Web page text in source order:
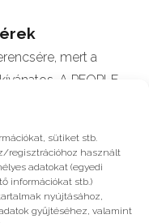
sütiket stb.
regisztrációhoz használt
adatokat (egyedi
információkat stb.)
nyújtásához,
gyűjtéséhez, valamint
mert a
A PEOPLE